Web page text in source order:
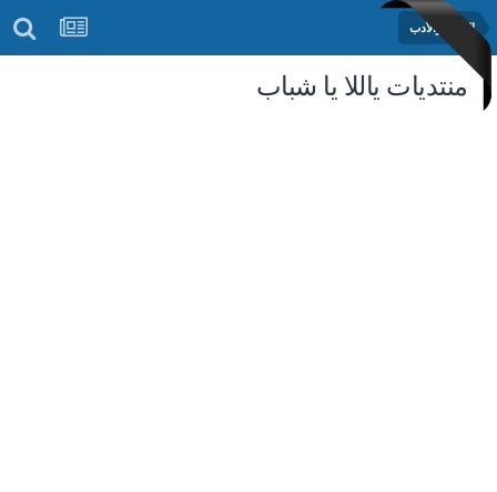
الشعر والأدب
منتديات ياللا يا شباب